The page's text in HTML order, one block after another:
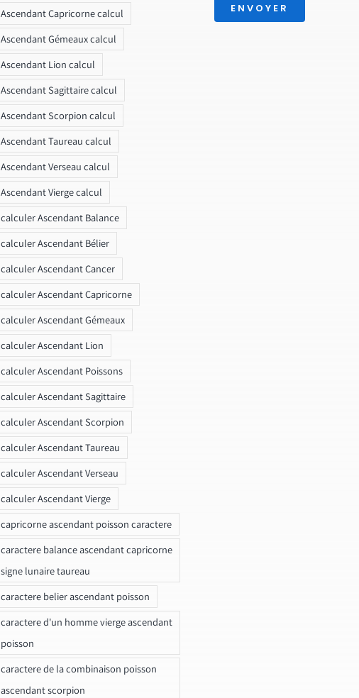
Ascendant Capricorne calcul
Ascendant Gémeaux calcul
Ascendant Lion calcul
Ascendant Sagittaire calcul
Ascendant Scorpion calcul
Ascendant Taureau calcul
Ascendant Verseau calcul
Ascendant Vierge calcul
calculer Ascendant Balance
calculer Ascendant Bélier
calculer Ascendant Cancer
calculer Ascendant Capricorne
calculer Ascendant Gémeaux
calculer Ascendant Lion
calculer Ascendant Poissons
calculer Ascendant Sagittaire
calculer Ascendant Scorpion
calculer Ascendant Taureau
calculer Ascendant Verseau
calculer Ascendant Vierge
capricorne ascendant poisson caractere
caractere balance ascendant capricorne
signe lunaire taureau
caractere belier ascendant poisson
caractere d'un homme vierge ascendant
poisson
caractere de la combinaison poisson
ascendant scorpion
ENVOYER